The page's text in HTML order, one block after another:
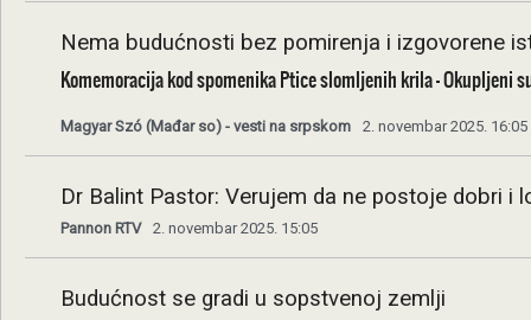
Nema budućnosti bez pomirenja i izgovorene
Komemoracija kod spomenika Ptice slomljenih krila – Okupljeni
Magyar Szó (Mađar so) - vesti na srpskom 2. novembar 2025. 16:05
Dr Balint Pastor: Verujem da ne postoje dobri i
Pannon RTV 2. novembar 2025. 15:05
Budućnost se gradi u sopstvenoj zemlji